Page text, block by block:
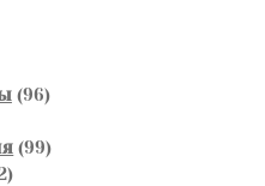
9696
9999
132